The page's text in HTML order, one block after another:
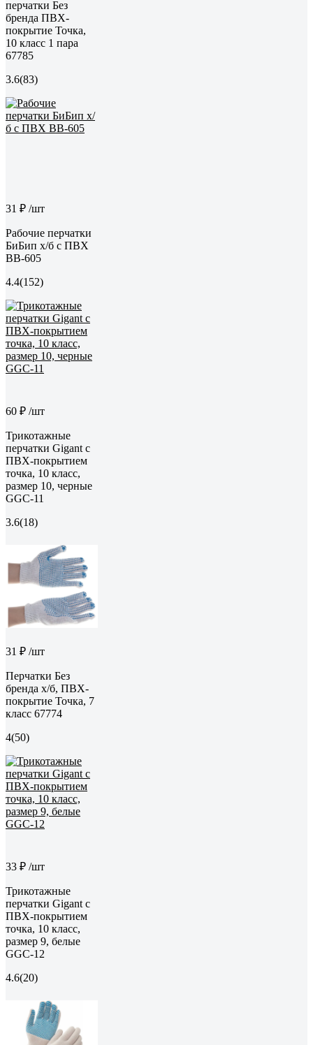
перчатки Без
бренда ПВХ-
покрытие Точка,
10 класс 1 пара
67785
3.6(83)
31 ₽ /шт
Рабочие перчатки
БиБип х/б с ПВХ
BB-605
4.4(152)
60 ₽ /шт
Трикотажные
перчатки Gigant с
ПВХ-покрытием
точка, 10 класс,
размер 10, черные
GGC-11
3.6(18)
31 ₽ /шт
Перчатки Без
бренда х/б, ПВХ-
покрытие Точка, 7
класс 67774
4(50)
33 ₽ /шт
Трикотажные
перчатки Gigant с
ПВХ-покрытием
точка, 10 класс,
размер 9, белые
GGC-12
4.6(20)